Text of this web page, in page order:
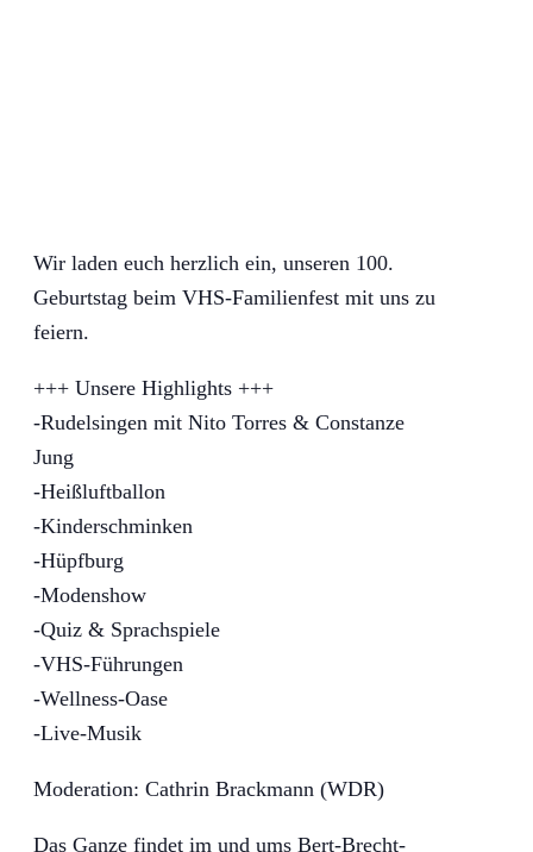
Wir laden euch herzlich ein, unseren 100.
Geburtstag beim VHS-Familienfest mit uns zu
feiern.
+++ Unsere Highlights +++
-Rudelsingen mit Nito Torres & Constanze
Jung
-Heißluftballon
-Kinderschminken
-Hüpfburg
-Modenshow
-Quiz & Sprachspiele
-VHS-Führungen
-Wellness-Oase
-Live-Musik
Moderation: Cathrin Brackmann (WDR)
Das Ganze findet im und ums Bert-Brecht-